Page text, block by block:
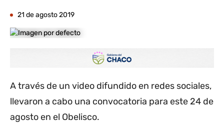
21 de agosto 2019
A través de un video difundido en redes sociales,
llevaron a cabo una convocatoria para este 24 de
agosto en el Obelisco.